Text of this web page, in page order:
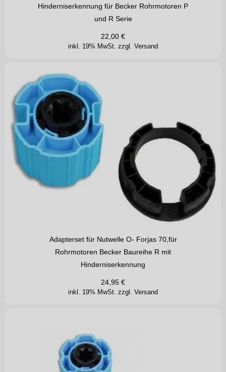
Hinderniserkennung für Becker Rohrmotoren P
und R Serie
inkl. 19% MwSt. zzgl. Versand
22,00 €
Adapterset für Nutwelle O- Forjas 70,für
Rohrmotoren Becker Baureihe R mit
Hinderniserkennung
inkl. 19% MwSt. zzgl. Versand
24,95 €